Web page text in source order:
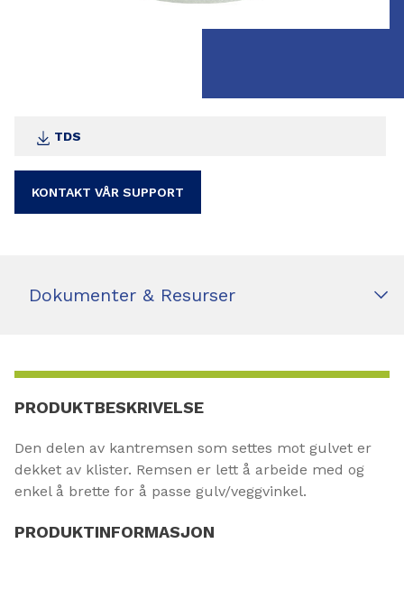
TDS
KONTAKT VÅR SUPPORT
Dokumenter & Resurser
PRODUKTBESKRIVELSE
Den delen av kantremsen som settes mot gulvet er
dekket av klister. Remsen er lett å arbeide med og
enkel å brette for å passe gulv/veggvinkel.
PRODUKTINFORMASJON